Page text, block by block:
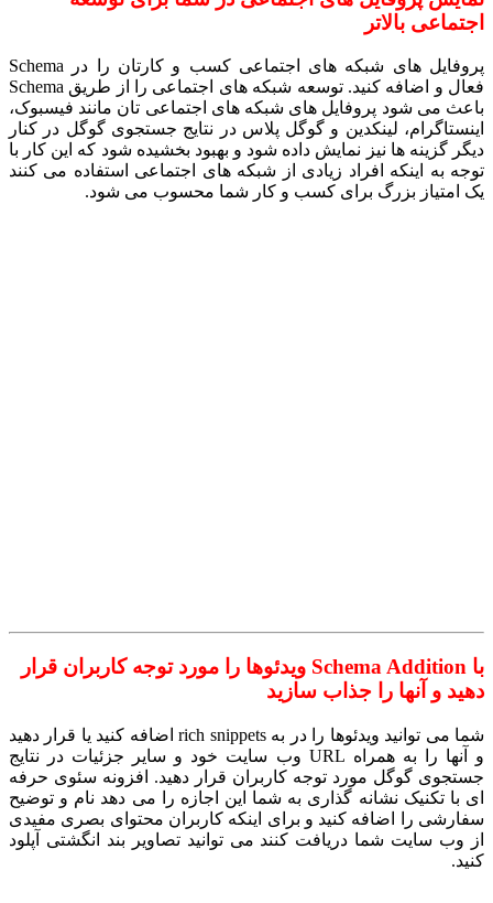
اجتماعی بالاتر
پروفایل های شبکه های اجتماعی کسب و کارتان را در Schema
فعال و اضافه کنید. توسعه شبکه های اجتماعی را از طریق Schema
باعث می شود پروفایل های شبکه های اجتماعی تان مانند فیسبوک،
اینستاگرام، لینکدین و گوگل پلاس در نتایج جستجوی گوگل در کنار
دیگر گزینه ها نیز نمایش داده شود و بهبود بخشیده شود که این کار با
توجه به اینکه افراد زیادی از شبکه های اجتماعی استفاده می کنند
یک امتیاز بزرگ برای کسب و کار شما محسوب می شود.
با Schema Addition ویدئوها را مورد توجه کاربران قرار
دهید و آنها را جذاب سازید
شما می توانید ویدئوها را در به rich snippets اضافه کنید یا قرار دهید
و آنها را به همراه URL وب سایت خود و سایر جزئیات در نتایج
جستجوی گوگل مورد توجه کاربران قرار دهید. افزونه سئوی حرفه
ای با تکنیک نشانه گذاری به شما این اجازه را می دهد نام و توضیح
سفارشی را اضافه کنید و برای اینکه کاربران محتوای بصری مفیدی
از وب سایت شما دریافت کنند می توانید تصاویر بند انگشتی آپلود
کنید.